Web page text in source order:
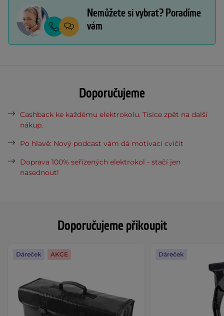
Doporučujeme přikoupit
Dáreček AKCE Dáreček
Nemůžete si vybrat? Poradíme
vám
Doporučujeme
Cashback ke každému elektrokolu. Tisíce zpět na další
nákup.
Po hlavě: Nový podcast vám dá motivaci cvičit
Doprava 100% seřízených elektrokol - stačí jen
nasednout!